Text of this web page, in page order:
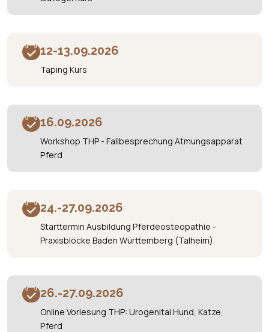
12-13.09.2026
Taping Kurs
16.09.2026
Workshop THP - Fallbesprechung Atmungsapparat
Pferd
24.-27.09.2026
Starttermin Ausbildung Pferdeosteopathie -
Praxisblöcke Baden Württemberg (Talheim)
26.-27.09.2026
Online Vorlesung THP: Urogenital Hund, Katze,
Pferd